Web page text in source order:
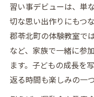
習い事デビューは、単
切な思い出作りにもつ
郡苓北町の体験教室で
など、家族で一緒に参
ます。子どもの成長を
返る時間も楽しみの一つ